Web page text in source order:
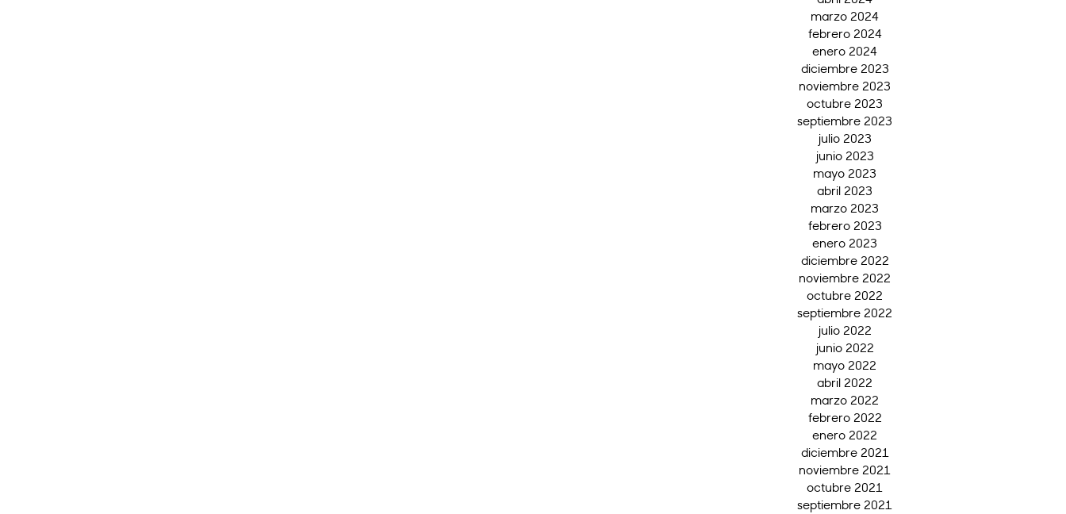
marzo 2024
febrero 2024
enero 2024
diciembre 2023
noviembre 2023
octubre 2023
septiembre 2023
julio 2023
junio 2023
mayo 2023
abril 2023
marzo 2023
febrero 2023
enero 2023
diciembre 2022
noviembre 2022
octubre 2022
septiembre 2022
julio 2022
junio 2022
mayo 2022
abril 2022
marzo 2022
febrero 2022
enero 2022
diciembre 2021
noviembre 2021
octubre 2021
septiembre 2021